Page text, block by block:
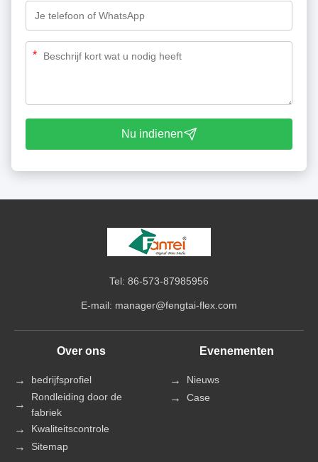
*
Nu indienen
Tel: 86-573-87985956
E-mail: manager@fengtai-flex.com
Over ons
bedrijfsprofiel
Rondleiding door de
fabriek
Kwaliteitscontrole
Sitemap
Evenementen
Nieuws
Case